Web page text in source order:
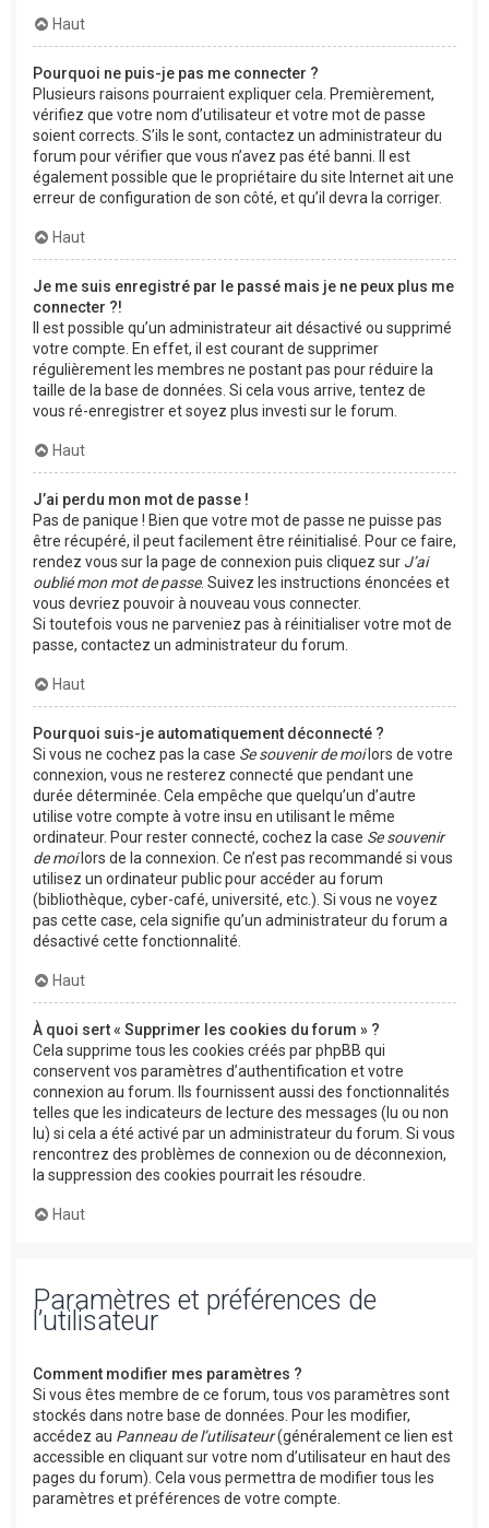
Haut
Pourquoi ne puis-je pas me connecter ?
Plusieurs raisons pourraient expliquer cela. Premièrement,
vérifiez que votre nom d’utilisateur et votre mot de passe
soient corrects. S’ils le sont, contactez un administrateur du
forum pour vérifier que vous n’avez pas été banni. Il est
également possible que le propriétaire du site Internet ait une
erreur de configuration de son côté, et qu’il devra la corriger.
Haut
Je me suis enregistré par le passé mais je ne peux plus me
connecter ?!
Il est possible qu’un administrateur ait désactivé ou supprimé
votre compte. En effet, il est courant de supprimer
régulièrement les membres ne postant pas pour réduire la
taille de la base de données. Si cela vous arrive, tentez de
vous ré-enregistrer et soyez plus investi sur le forum.
Haut
J’ai perdu mon mot de passe !
Pas de panique ! Bien que votre mot de passe ne puisse pas
être récupéré, il peut facilement être réinitialisé. Pour ce faire,
rendez vous sur la page de connexion puis cliquez sur J’ai
oublié mon mot de passe. Suivez les instructions énoncées et
vous devriez pouvoir à nouveau vous connecter.
Si toutefois vous ne parveniez pas à réinitialiser votre mot de
passe, contactez un administrateur du forum.
Haut
Pourquoi suis-je automatiquement déconnecté ?
Si vous ne cochez pas la case Se souvenir de moilors de votre
connexion, vous ne resterez connecté que pendant une
durée déterminée. Cela empêche que quelqu’un d’autre
utilise votre compte à votre insu en utilisant le même
ordinateur. Pour rester connecté, cochez la case Se souvenir
de moilors de la connexion. Ce n’est pas recommandé si vous
utilisez un ordinateur public pour accéder au forum
(bibliothèque, cyber-café, université, etc.). Si vous ne voyez
pas cette case, cela signifie qu’un administrateur du forum a
désactivé cette fonctionnalité.
Haut
À quoi sert « Supprimer les cookies du forum » ?
Cela supprime tous les cookies créés par phpBB qui
conservent vos paramètres d’authentification et votre
connexion au forum. Ils fournissent aussi des fonctionnalités
telles que les indicateurs de lecture des messages (lu ou non
lu) si cela a été activé par un administrateur du forum. Si vous
rencontrez des problèmes de connexion ou de déconnexion,
la suppression des cookies pourrait les résoudre.
Haut
Paramètres et préférences de
l’utilisateur
Comment modifier mes paramètres ?
Si vous êtes membre de ce forum, tous vos paramètres sont
stockés dans notre base de données. Pour les modifier,
accédez au Panneau de l’utilisateur(généralement ce lien est
accessible en cliquant sur votre nom d’utilisateur en haut des
pages du forum). Cela vous permettra de modifier tous les
paramètres et préférences de votre compte.